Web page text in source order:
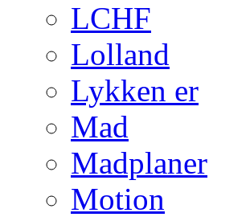
LCHF
Lolland
Lykken er
Mad
Madplaner
Motion